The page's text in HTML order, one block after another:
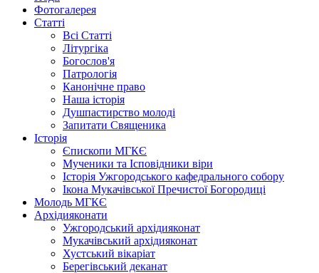
Фотогалерея
Статті
Всі Статті
Літургіка
Богослов'я
Патрологія
Канонічне право
Наша історія
Душпастирство молоді
Запитати Священика
Історія
Єпископи МГКЄ
Мученики та Ісповідники віри
Історія Ужгородського кафедрального собору
Ікона Мукачівської Пречистої Богородиці
Молодь МГКЄ
Архідияконати
Ужгородський архідияконат
Мукачівський архідияконат
Хустський вікаріат
Берегівський деканат